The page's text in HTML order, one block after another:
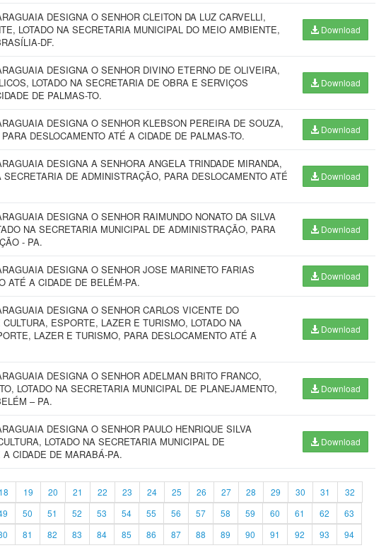
DESIGNA O SENHOR CLEITON DA LUZ CARVELLI,
LOTADO NA SECRETARIA MUNICIPAL DO MEIO AMBIENTE,
DF.
Download
DESIGNA O SENHOR DIVINO ETERNO DE OLIVEIRA,
LOTADO NA SECRETARIA DE OBRA E SERVIÇOS
DE PALMAS-TO.
Download
DESIGNA O SENHOR KLEBSON PEREIRA DE SOUZA,
DESLOCAMENTO ATÉ A CIDADE DE PALMAS-TO.
Download
DESIGNA A SENHORA ANGELA TRINDADE MIRANDA,
DE ADMINISTRAÇÃO, PARA DESLOCAMENTO ATÉ
Download
DESIGNA O SENHOR RAIMUNDO NONATO DA SILVA
NA SECRETARIA MUNICIPAL DE ADMINISTRAÇÃO, PARA
- PA.
Download
DESIGNA O SENHOR JOSE MARINETO FARIAS
ATÉ A CIDADE DE BELÉM-PA.
Download
DESIGNA O SENHOR CARLOS VICENTE DO
ESPORTE, LAZER E TURISMO, LOTADO NA
LAZER E TURISMO, PARA DESLOCAMENTO ATÉ A
Download
DESIGNA O SENHOR ADELMAN BRITO FRANCO,
LOTADO NA SECRETARIA MUNICIPAL DE PLANEJAMENTO,
– PA.
Download
DESIGNA O SENHOR PAULO HENRIQUE SILVA
LOTADO NA SECRETARIA MUNICIPAL DE
CIDADE DE MARABÁ-PA.
Download
18 19 20 21 22 23 24 25 26 27 28 29 30 31
32
50 51 52 53 54 55 56 57 58 59 60 61 62
63
81 82 83 84 85 86 87 88 89 90 91 92 93
94